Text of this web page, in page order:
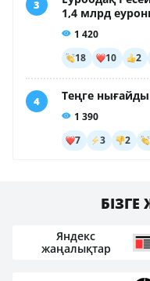
Яндекс
жаңалықтар